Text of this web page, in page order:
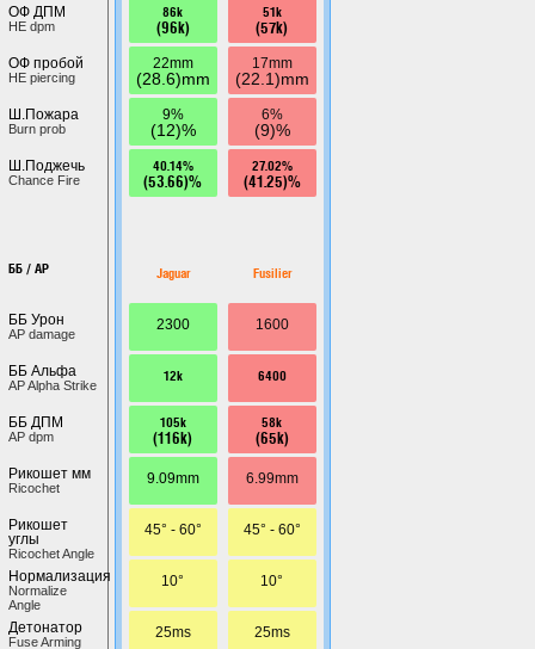
ОФ ДПМ
HE dpm
ОФ пробой
HE piercing
Ш.Пожара
Burn prob
Ш.Поджечь
Chance Fire
ББ / AP
ББ Урон
AP damage
ББ Альфа
AP Alpha Strike
ББ ДПМ
AP dpm
Рикошет мм
Ricochet
Рикошет
углы
Ricochet Angle
Нормализация
Normalize
Angle
Детонатор
Fuse Arming
86k
(96k)
22mm
(28.6)mm
9%
(12)%
40.14%
(53.66)%
Jaguar
2300
12k
105k
(116k)
9.09mm
45° - 60°
10°
25ms
51k
(57k)
17mm
(22.1)mm
6%
(9)%
27.02%
(41.25)%
Fusilier
1600
6400
58k
(65k)
6.99mm
45° - 60°
10°
25ms